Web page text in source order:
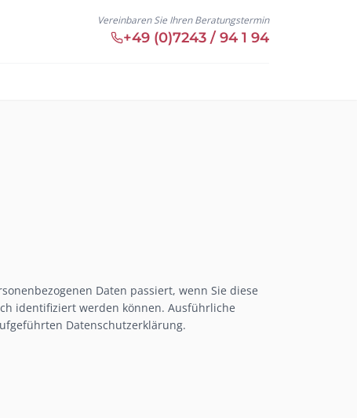
Vereinbaren Sie Ihren Beratungstermin
+49 (0)7243 / 94 1 94
Daten passiert, wenn Sie diese
identifiziert werden können. Ausführliche
Datenschutzerklärung.